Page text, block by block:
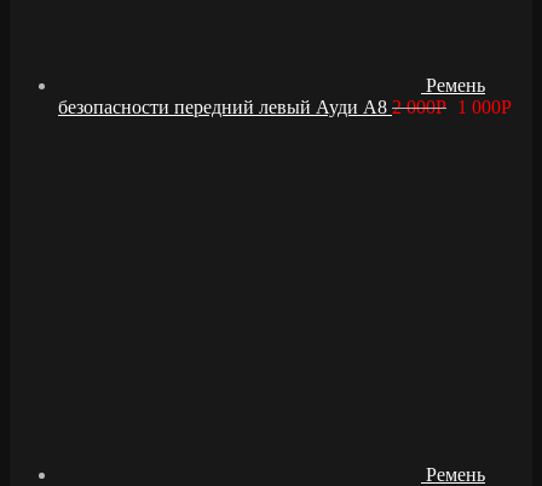
Ремень
безопасности передний левый Ауди А8 2 000Р 1 000Р
Ремень